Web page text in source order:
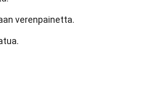
verenpainetta.